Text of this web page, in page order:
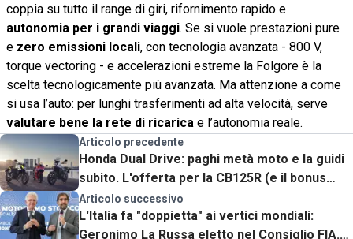
coppia su tutto il range di giri, rifornimento rapido e
autonomia per i grandi viaggi. Se si vuole prestazioni pure
e zero emissioni locali, con tecnologia avanzata - 800 V,
torque vectoring - e accelerazioni estreme la Folgore è la
scelta tecnologicamente più avanzata. Ma attenzione a come
si usa l’auto: per lunghi trasferimenti ad alta velocità, serve
valutare bene la rete di ricarica e l’autonomia reale.
Articolo precedente
Honda Dual Drive: paghi metà moto e la guidi
subito. L'offerta per la CB125R (e il bonus
patente)
Articolo successivo
L'Italia fa "doppietta" ai vertici mondiali:
Geronimo La Russa eletto nel Consiglio FIA.